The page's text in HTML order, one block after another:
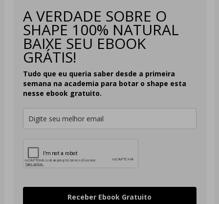
A VERDADE SOBRE O
SHAPE 100% NATURAL
BAIXE SEU EBOOK
GRÁTIS!
Tudo que eu queria saber desde a primeira
semana na academia para botar o shape esta
nesse ebook gratuito.
Receber Ebook Gratuito